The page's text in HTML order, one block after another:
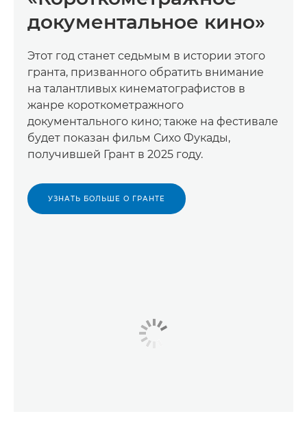
документальное кино»
Этот год станет седьмым в истории этого
гранта, призванного обратить внимание
на талантливых кинематографистов в
жанре короткометражного
документального кино; также на фестивале
будет показан фильм Сихо Фукады,
получившей Грант в 2025 году.
УЗНАТЬ БОЛЬШЕ О ГРАНТЕ